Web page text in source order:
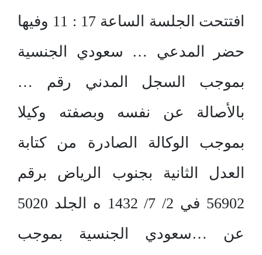
افتتحت الجلسة الساعة 17 : 11 وفيها
حضر المدعي … سعودي الجنسية
بموجب السجل المدني رقم …
بالأصالة عن نفسه وبصفته وكيلا
بموجب الوكالة الصادرة من كتابة
العدل الثانية بجنوب الرياض برقم
56902 في 2/ 7/ 1432 ه الجلد 5020
عن …سعودي الجنسية بموجب